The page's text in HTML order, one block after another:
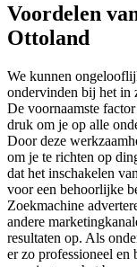
Voordelen
Ottoland
We kunnen
ondervinden bij het in
De voornaamste
druk om je op alle
Door deze
om je te richten op
dat het inschakelen
voor een behoorlijke
Zoekmachine
andere
resultaten op. Als
er zo professioneel